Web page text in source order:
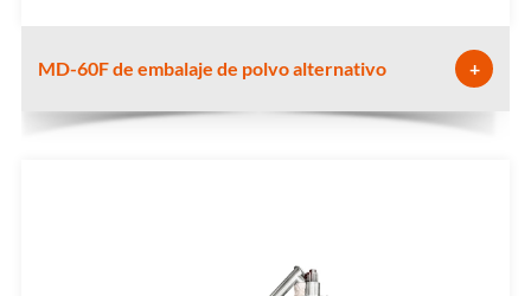
MD-60F de embalaje de polvo alternativo +